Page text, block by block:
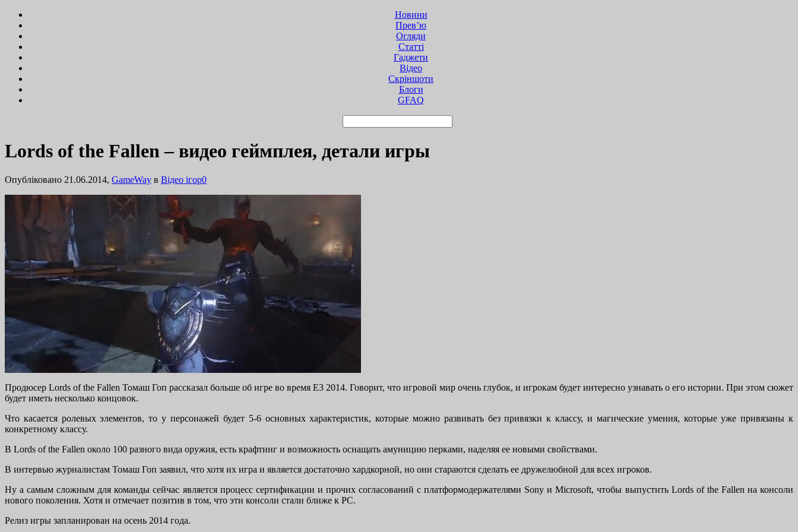
Новини
Прев’ю
Огляди
Статті
Гаджети
Відео
Cкріншоти
Блоги
GFAQ
Lords of the Fallen – видео геймплея, детали игры
Опубліковано 21.06.2014, GameWay в Відео ігор0
Продюсер Lords of the Fallen Томаш Гоп рассказал больше об игре во время E3 2014. Говорит, что игровой мир очень глубок, и игрокам будет интересно узнавать о его истории. При этом сюжет
будет иметь несколько концовок.
Что касается ролевых элементов, то у персонажей будет 5-6 основных характеристик, которые можно развивать без привязки к классу, и магические умения, которые уже привязаны к
конкретному классу.
В Lords of the Fallen около 100 разного вида оружия, есть крафтинг и возможность оснащать амуницию перками, наделяя ее новыми свойствами.
В интервью журналистам Томаш Гоп заявил, что хотя их игра и является достаточно хардкорной, но они стараются сделать ее дружелюбной для всех игроков.
Ну а самым сложным для команды сейчас является процесс сертификации и прочих согласований с платформодержателями Sony и Microsoft, чтобы выпустить Lords of the Fallen на консоли
нового поколения. Хотя и отмечает позитив в том, что эти консоли стали ближе к PC.
Релиз игры запланирован на осень 2014 года.